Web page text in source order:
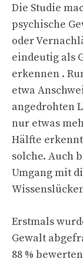
Die Studie
psychische
oder
eindeutig als
erkennen .
etwa
angedrohten
nur etwas
Hälfte
solche. Auch
Umgang mit
Erstmals
Gewalt
88 %